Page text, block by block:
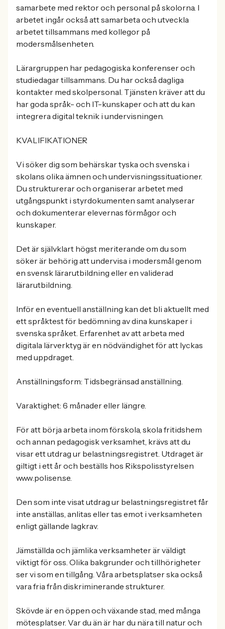
samarbete med rektor och personal på skolorna. I
arbetet ingår också att samarbeta och utveckla
arbetet tillsammans med kollegor på
modersmålsenheten.
Lärargruppen har pedagogiska konferenser och
studiedagar tillsammans. Du har också dagliga
kontakter med skolpersonal. Tjänsten kräver att du
har goda språk- och IT-kunskaper och att du kan
integrera digital teknik i undervisningen.
KVALIFIKATIONER
Vi söker dig som behärskar tyska och svenska i
skolans olika ämnen och undervisningssituationer.
Du strukturerar och organiserar arbetet med
utgångspunkt i styrdokumenten samt analyserar
och dokumenterar elevernas förmågor och
kunskaper.
Det är självklart högst meriterande om du som
söker är behörig att undervisa i modersmål genom
en svensk lärarutbildning eller en validerad
lärarutbildning.
Inför en eventuell anställning kan det bli aktuellt med
ett språktest för bedömning av dina kunskaper i
svenska språket. Erfarenhet av att arbeta med
digitala lärverktyg är en nödvändighet för att lyckas
med uppdraget.
Anställningsform: Tidsbegränsad anställning.
Varaktighet: 6 månader eller längre.
För att börja arbeta inom förskola, skola fritidshem
och annan pedagogisk verksamhet, krävs att du
visar ett utdrag ur belastningsregistret. Utdraget är
giltigt i ett år och beställs hos Rikspolisstyrelsen
www.polisen.se.
Den som inte visat utdrag ur belastningsregistret får
inte anställas, anlitas eller tas emot i verksamheten
enligt gällande lagkrav.
Jämställda och jämlika verksamheter är väldigt
viktigt för oss. Olika bakgrunder och tillhörigheter
ser vi som en tillgång. Våra arbetsplatser ska också
vara fria från diskriminerande strukturer.
Skövde är en öppen och växande stad, med många
mötesplatser. Var du än är har du nära till natur och